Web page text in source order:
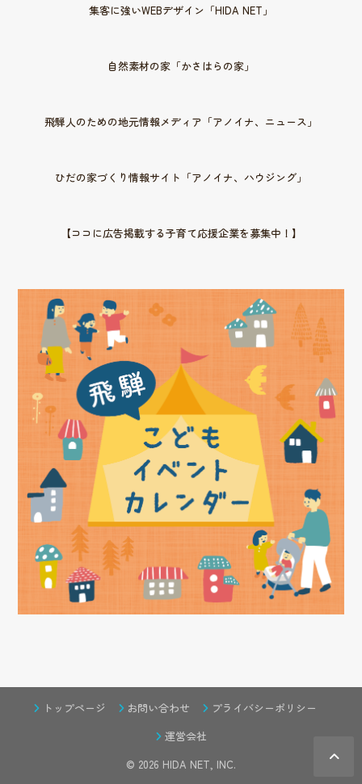
集客に強いWEBデザイン「HIDA NET」
自然素材の家「かさはらの家」
飛騨人のための地元情報メディア「アノイナ、ニュース」
ひだの家づくり情報サイト「アノイナ、ハウジング」
【ココに広告掲載する子育て応援企業を募集中！】
トップページ お問い合わせ
プライバシーポリシー
運営会社
© 2026 HIDA NET, INC.